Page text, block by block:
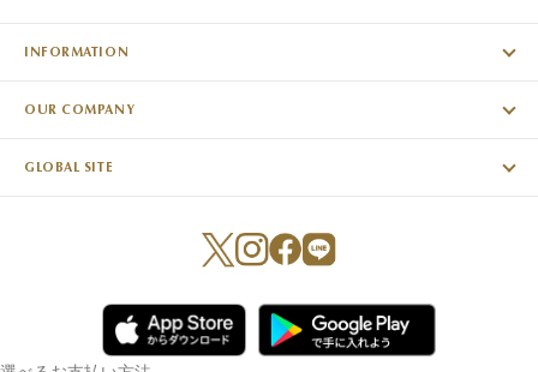
INFORMATION
OUR COMPANY
GLOBAL SITE